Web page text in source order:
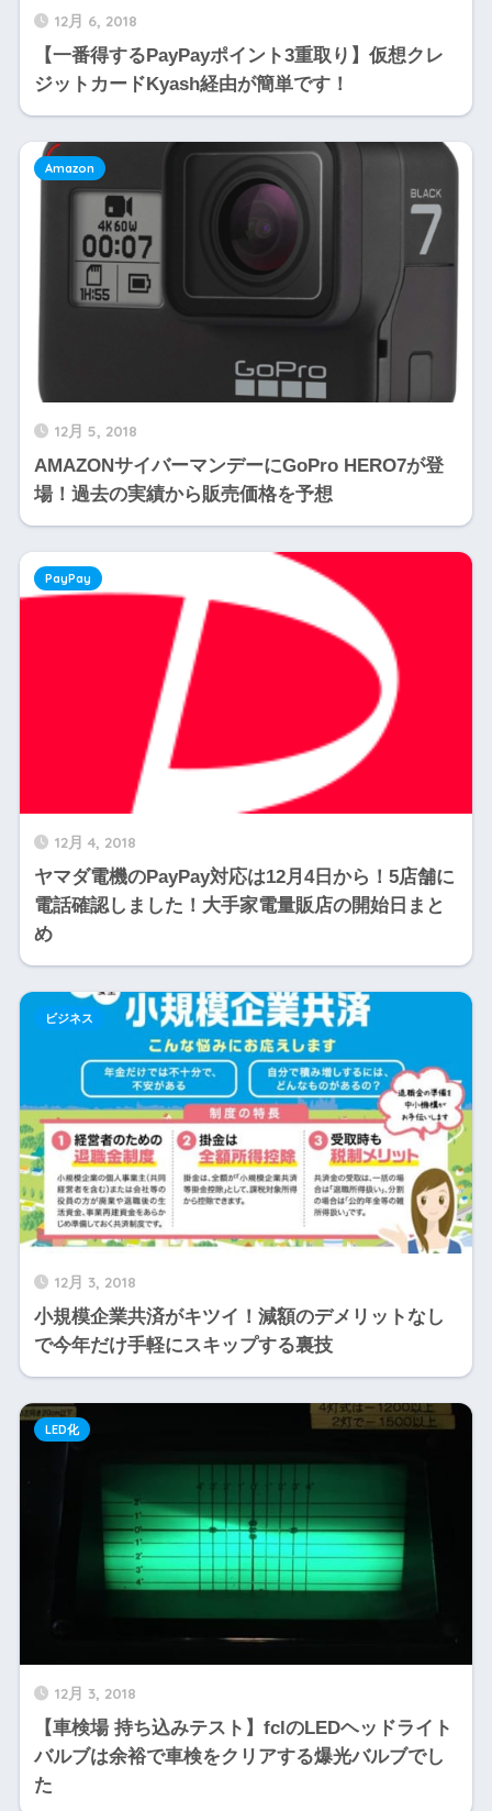
12月 6, 2018
【一番得するPayPayポイント3重取り】仮想クレ
ジットカードKyash経由が簡単です！
12月 5, 2018
AMAZONサイバーマンデーにGoPro HERO7が登
場！過去の実績から販売価格を予想
Amazon
12月 4, 2018
ヤマダ電機のPayPay対応は12月4日から！5店舗に
電話確認しました！大手家電量販店の開始日まと
め
PayPay
12月 3, 2018
小規模企業共済がキツイ！減額のデメリットなし
で今年だけ手軽にスキップする裏技
ビジネス
12月 3, 2018
【車検場 持ち込みテスト】fclのLEDヘッドライト
バルブは余裕で車検をクリアする爆光バルブでし
た
LED化